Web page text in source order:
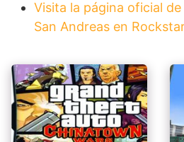
Visita la página oficial
San Andreas en